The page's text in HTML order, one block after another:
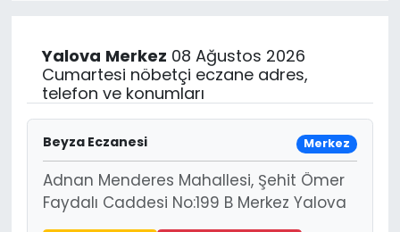
Yalova Merkez 08 Ağustos 2026
Cumartesi nöbetçi eczane adres,
telefon ve konumları
Beyza Eczanesi Merkez
Adnan Menderes Mahallesi, Şehit Ömer
Faydalı Caddesi No:199 B Merkez Yalova